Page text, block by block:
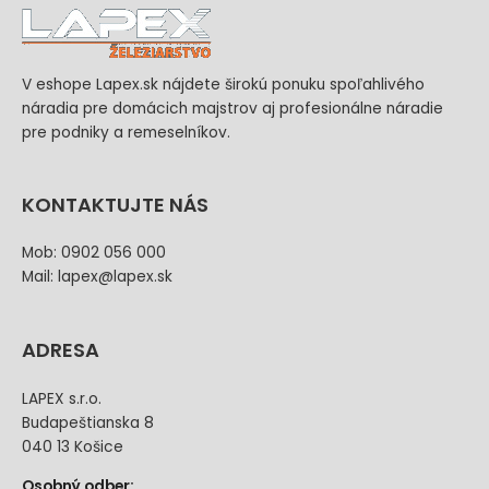
V eshope Lapex.sk nájdete širokú ponuku spoľahlivého
náradia pre domácich majstrov aj profesionálne náradie
pre podniky a remeselníkov.
KONTAKTUJTE NÁS
Mob: 0902 056 000
Mail: lapex@lapex.sk
ADRESA
LAPEX s.r.o.
Budapeštianska 8
040 13 Košice